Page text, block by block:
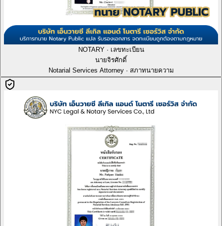
NOTARY · เลขทะเบียน
นายจิรศักดิ์
Notarial Services Attorney · สภาทนายความ